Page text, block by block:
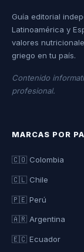
Guía editorial
Latinoamérica y
valores
griego en tu país.
Contenido
profesional.
MARCAS POR
🇨🇴 Colombia
🇨🇱 Chile
🇵🇪 Perú
🇦🇷 Argentina
🇪🇨 Ecuador